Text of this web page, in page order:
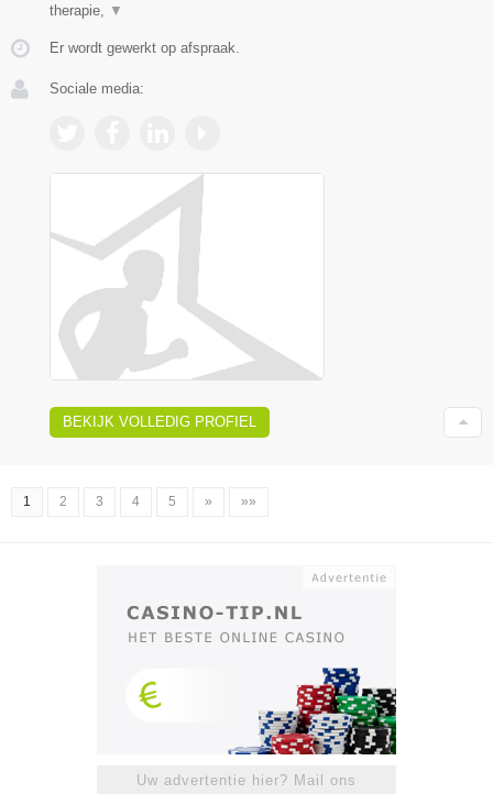
therapie,
▼
Er wordt gewerkt op afspraak.
Sociale media:
BEKIJK VOLLEDIG PROFIEL
1 2 3 4 5 » »»
Uw advertentie hier? Mail ons